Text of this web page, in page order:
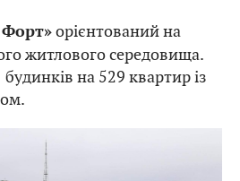
орієнтований на
житлового середовища.
на 529 квартир із